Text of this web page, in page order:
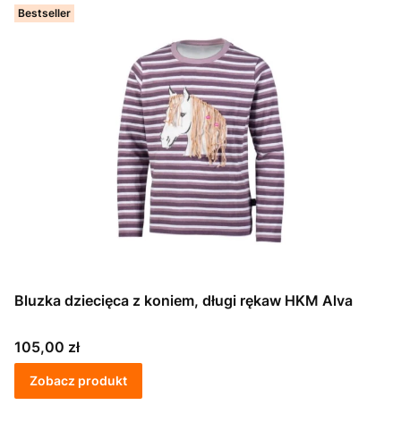
Bestseller
Bluzka dziecięca z koniem, długi rękaw HKM Alva
Cena
105,00 zł
Zobacz produkt